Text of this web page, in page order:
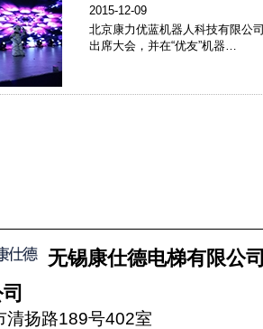
2015-12-09
北京康力优蓝机器人科技有限公
出席大会，并在“优友”机器…
无锡康仕德电梯有限公
清扬路189号402室